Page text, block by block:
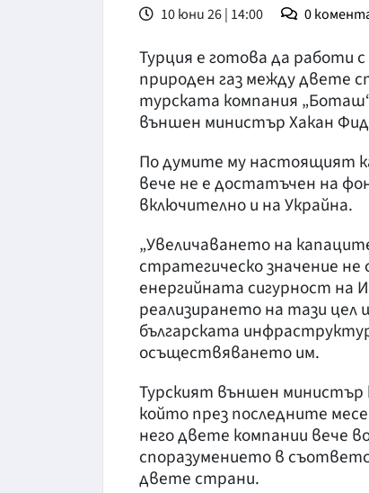
10 юни 26 | 14:00 0
Турция е готова да работи
природен газ между двете
турската компания „Боташ“
външен министър Хакан
По думите му настоящият
вече не е достатъчен на
включително и на Украйна.
„Увеличаването на
стратегическо значение
енергийната сигурност на
реализирането на тази
българската
осъществяването им.
Турският външен министър
който през последните
него двете компании вече
споразумението в
двете страни.